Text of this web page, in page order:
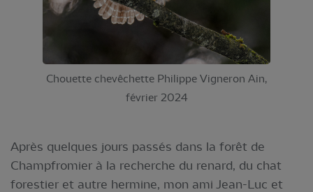
Chouette chevêchette Philippe Vigneron Ain,
février 2024
Après quelques jours passés dans la forêt de
Champfromier à la recherche du renard, du chat
forestier et autre hermine, mon ami Jean-Luc et